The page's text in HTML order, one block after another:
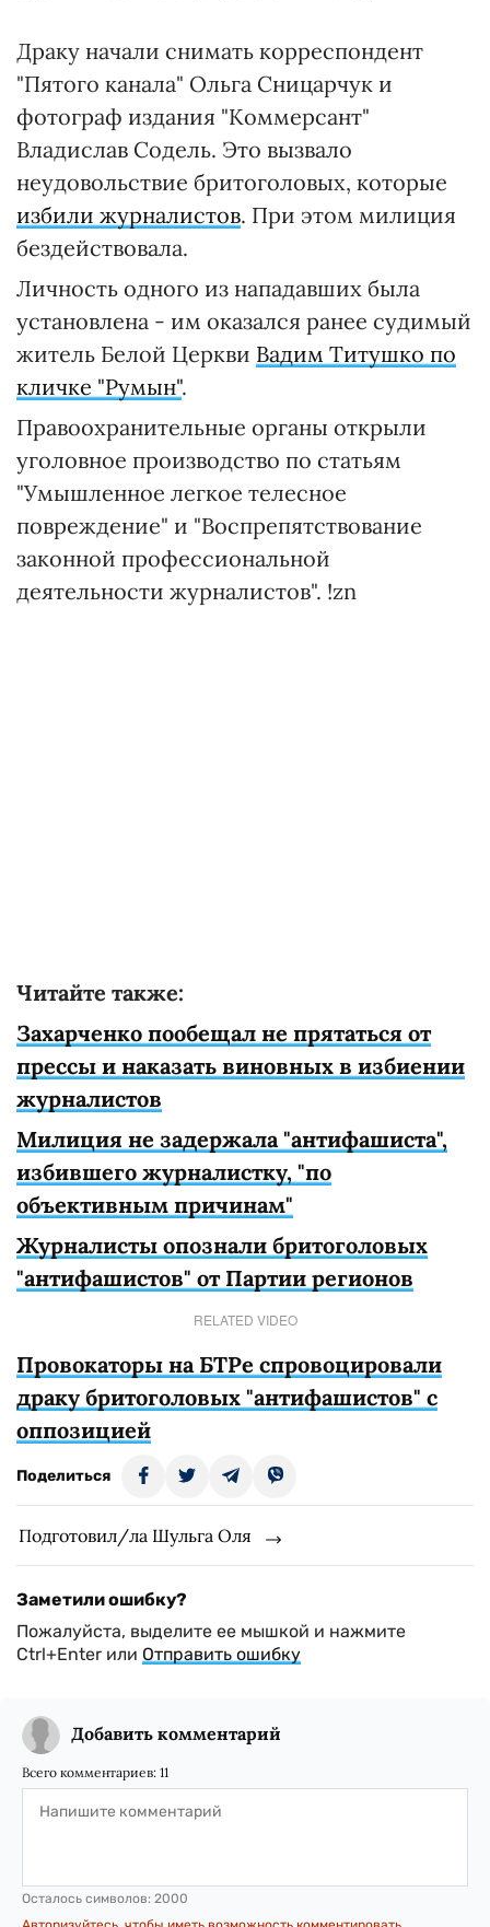
Драку начали снимать корреспондент
"Пятого канала" Ольга Сницарчук и
фотограф издания "Коммерсант"
Владислав Содель. Это вызвало
неудовольствие бритоголовых, которые
избили журналистов. При этом милиция
бездействовала.
Личность одного из нападавших была
установлена - им оказался ранее судимый
житель Белой Церкви Вадим Титушко по
кличке "Румын".
Правоохранительные органы открыли
уголовное производство по статьям
"Умышленное легкое телесное
повреждение" и "Воспрепятствование
законной профессиональной
деятельности журналистов". !zn
Читайте также:
Захарченко пообещал не прятаться от
прессы и наказать виновных в избиении
журналистов
Милиция не задержала "антифашиста",
избившего журналистку, "по
объективным причинам"
Журналисты опознали бритоголовых
"антифашистов" от Партии регионов
RELATED VIDEO
Провокаторы на БТРе спровоцировали
драку бритоголовых "антифашистов" с
оппозицией
Поделиться
Подготовил/ла Шульга Оля
Заметили ошибку?
Пожалуйста, выделите ее мышкой и нажмите
Ctrl+Enter или Отправить ошибку
Добавить комментарий
Всего комментариев: 11
Осталось символов: 2000